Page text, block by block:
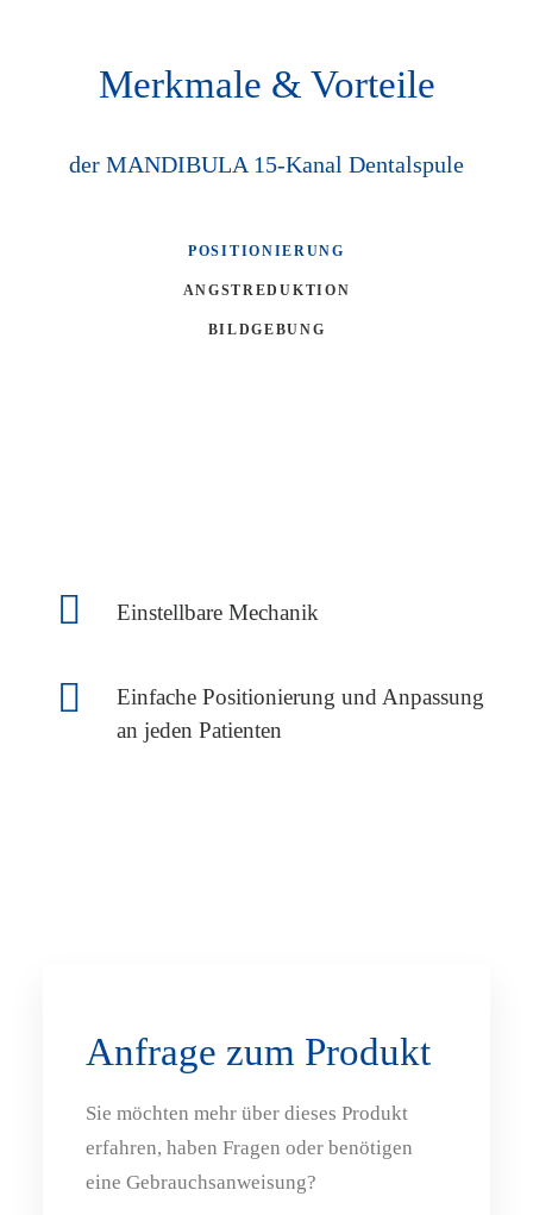
Merkmale & Vorteile
der MANDIBULA 15-Kanal Dentalspule
POSITIONIERUNG
ANGSTREDUKTION
BILDGEBUNG
Einstellbare Mechanik
Einfache Positionierung und Anpassung
an jeden Patienten
Anfrage zum Produkt
Sie möchten mehr über dieses Produkt
erfahren, haben Fragen oder benötigen
eine Gebrauchsanweisung?